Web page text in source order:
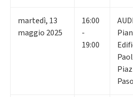
martedì, 13
maggio 2025
16:00
-
19:00